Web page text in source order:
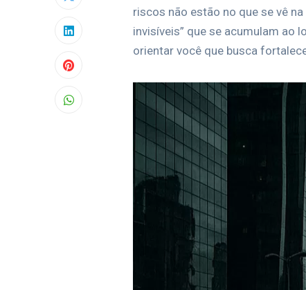
riscos não estão no que se vê
invisíveis” que se acumulam ao
orientar você que busca